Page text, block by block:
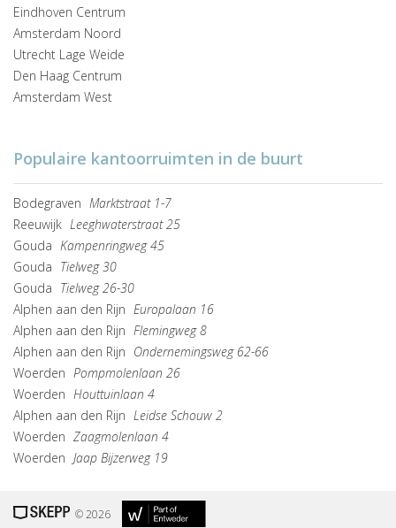
Eindhoven Centrum
Amsterdam Noord
Utrecht Lage Weide
Den Haag Centrum
Amsterdam West
Populaire kantoorruimten in de buurt
Bodegraven Marktstraat 1-7
Reeuwijk Leeghwaterstraat 25
Gouda Kampenringweg 45
Gouda Tielweg 30
Gouda Tielweg 26-30
Alphen aan den Rijn Europalaan 16
Alphen aan den Rijn Flemingweg 8
Alphen aan den Rijn Ondernemingsweg 62-66
Woerden Pompmolenlaan 26
Woerden Houttuinlaan 4
Alphen aan den Rijn Leidse Schouw 2
Woerden Zaagmolenlaan 4
Woerden Jaap Bijzerweg 19
© 2026